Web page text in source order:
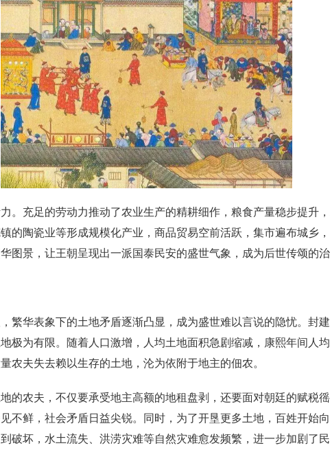
。充足的劳动力推动了农业生产的精耕细作，粮食产量稳步提升
的陶瓷业等形成规模化产业，商品贸易空前活跃，集市遍布城乡
图景，让王朝呈现出一派国泰民安的盛世气象，成为后世传颂的治
繁华表象下的土地矛盾逐渐凸显，成为盛世难以言说的隐忧。封
极为有限。随着人口激增，人均土地面积急剧缩减，康熙年间人
农夫失去赖以生存的土地，沦为依附于地主的佃农。
的农夫，不仅要承受地主高额的地租盘剥，还要面对朝廷的赋税
不鲜，社会矛盾日益尖锐。同时，为了开垦更多土地，百姓开始
破坏，水土流失、洪涝灾难等自然灾难愈发频繁，进一步加剧了